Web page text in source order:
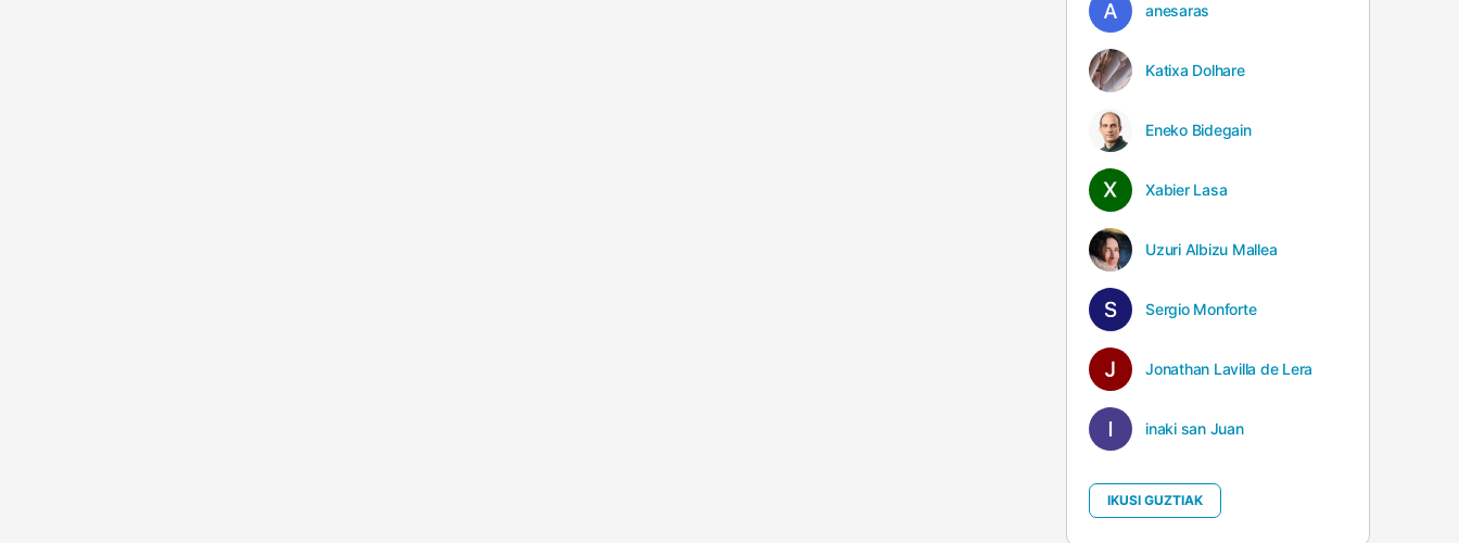
anesaras
Katixa Dolhare
Eneko Bidegain
Xabier Lasa
Uzuri Albizu Mallea
Sergio Monforte
Jonathan Lavilla de Lera
inaki san Juan
IKUSI GUZTIAK